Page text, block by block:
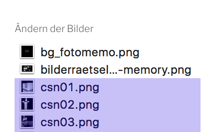
Ändern der Bilder